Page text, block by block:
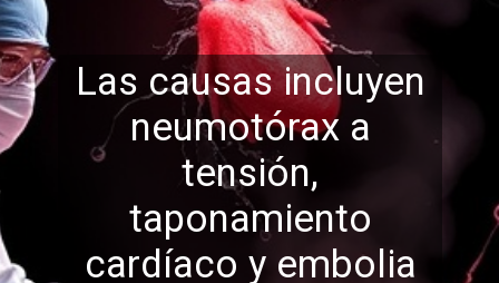
Las causas incluyen
neumotórax a
tensión,
taponamiento
cardíaco y embolia